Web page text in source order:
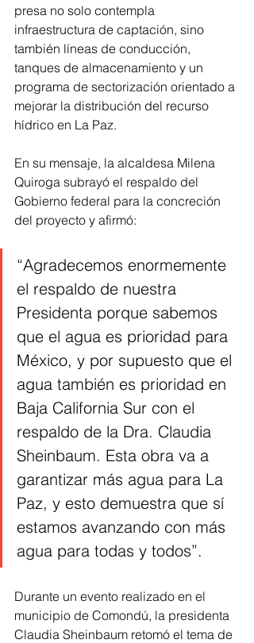
presa no solo contempla
infraestructura de captación, sino
también líneas de conducción,
tanques de almacenamiento y un
programa de sectorización orientado a
mejorar la distribución del recurso
hídrico en La Paz.
En su mensaje, la alcaldesa Milena
Quiroga subrayó el respaldo del
Gobierno federal para la concreción
del proyecto y afirmó:
“Agradecemos enormemente
el respaldo de nuestra
Presidenta porque sabemos
que el agua es prioridad para
México, y por supuesto que el
agua también es prioridad en
Baja California Sur con el
respaldo de la Dra. Claudia
Sheinbaum. Esta obra va a
garantizar más agua para La
Paz, y esto demuestra que sí
estamos avanzando con más
agua para todas y todos”.
Durante un evento realizado en el
municipio de Comondú, la presidenta
Claudia Sheinbaum retomó el tema de